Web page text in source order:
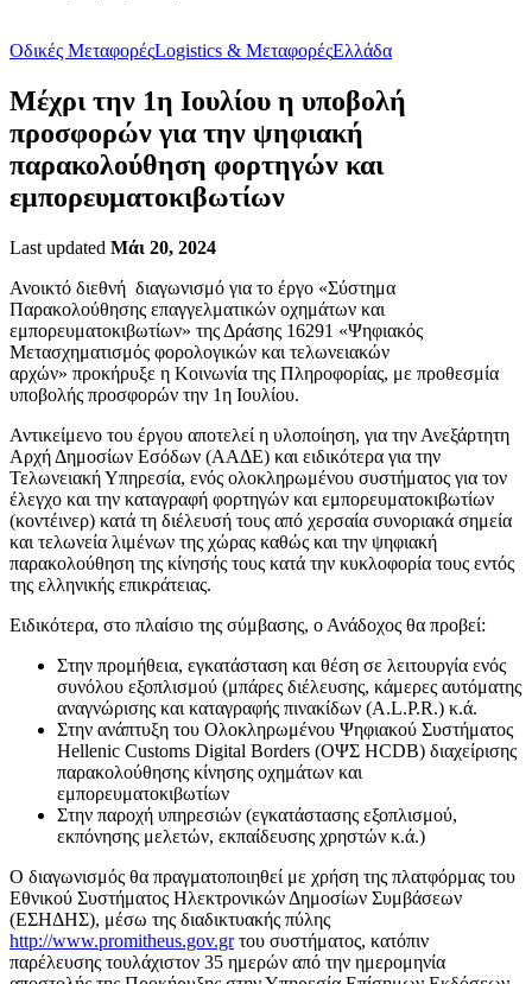
Οδικές ΜεταφορέςLogistics & ΜεταφορέςΕλλάδα
Μέχρι την 1η Ιουλίου η υποβολή
προσφορών για την ψηφιακή
παρακολούθηση φορτηγών και
εμπορευματοκιβωτίων
Last updated Μάι 20, 2024
Ανοικτό διεθνή διαγωνισμό για το έργο «Σύστημα
Παρακολούθησης επαγγελματικών οχημάτων και
εμπορευματοκιβωτίων» της Δράσης 16291 «Ψηφιακός
Μετασχηματισμός φορολογικών και τελωνειακών
αρχών» προκήρυξε η Κοινωνία της Πληροφορίας, με προθεσμία
υποβολής προσφορών την 1η Ιουλίου.
Αντικείμενο του έργου αποτελεί η υλοποίηση, για την Ανεξάρτητη
Αρχή Δημοσίων Εσόδων (ΑΑΔΕ) και ειδικότερα για την
Τελωνειακή Υπηρεσία, ενός ολοκληρωμένου συστήματος για τον
έλεγχο και την καταγραφή φορτηγών και εμπορευματοκιβωτίων
(κοντέινερ) κατά τη διέλευσή τους από χερσαία συνοριακά σημεία
και τελωνεία λιμένων της χώρας καθώς και την ψηφιακή
παρακολούθηση της κίνησής τους κατά την κυκλοφορία τους εντός
της ελληνικής επικράτειας.
Ειδικότερα, στο πλαίσιο της σύμβασης, ο Ανάδοχος θα προβεί:
Στην προμήθεια, εγκατάσταση και θέση σε λειτουργία ενός
συνόλου εξοπλισμού (μπάρες διέλευσης, κάμερες αυτόματης
αναγνώρισης και καταγραφής πινακίδων (Α.L.P.R.) κ.ά.
Στην ανάπτυξη του Ολοκληρωμένου Ψηφιακού Συστήματος
Hellenic Customs Digital Borders (ΟΨΣ HCDB) διαχείρισης
παρακολούθησης κίνησης οχημάτων και
εμπορευματοκιβωτίων
Στην παροχή υπηρεσιών (εγκατάστασης εξοπλισμού,
εκπόνησης μελετών, εκπαίδευσης χρηστών κ.ά.)
Ο διαγωνισμός θα πραγματοποιηθεί με χρήση της πλατφόρμας του
Εθνικού Συστήματος Ηλεκτρονικών Δημοσίων Συμβάσεων
(ΕΣΗΔΗΣ), μέσω της διαδικτυακής πύλης
http://www.promitheus.gov.grτου συστήματος, κατόπιν
παρέλευσης τουλάχιστον 35 ημερών από την ημερομηνία